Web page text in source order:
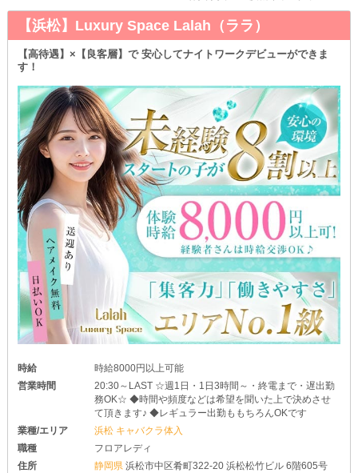
頑張った分がちゃ～んと還元される良環境♥
そんな当店へ、ぜひともご応募ください◎
【浜松】Luxury Space Lalah（ララ）
【高待遇】×【良客層】で 安心してナイトワークデビューができま
す！
時給
時給8000円以上可能
営業時間
20:30～LAST ☆週1日・1日3時間～・終電まで・遅出勤
務OK☆ ◆時間や頻度などは希望を聞いた上で決めさせ
て頂きます♪ ◆レギュラー出勤ももちろんOKです
業種/エリア
浜松 キャバクラ体入
職種
フロアレディ
住所
静岡県浜松市中区肴町322-20 浜松松竹ビル 6階605号